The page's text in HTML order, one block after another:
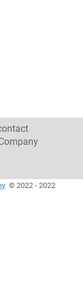
© 2022 - 2022